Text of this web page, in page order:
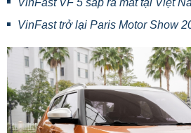
VinFast VF 5 sắp ra mắt tại Việt
VinFast trở lại Paris Motor Show